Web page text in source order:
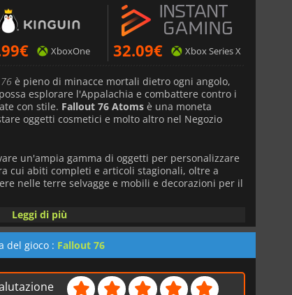
€ XboxOne 32.09€ Xbox Series X
è pieno di minacce mortali dietro ogni angolo,
esplorare l'Appalachia e combattere contro i
con stile. Fallout 76 Atoms è una moneta
oggetti cosmetici e molto altro nel Negozio
un'ampia gamma di oggetti per personalizzare
cui abiti completi e articoli stagionali, oltre a
nelle terre selvagge e mobili e decorazioni per il
e potete spenderli quando volete dopo averli
Leggi di più
del gioco : Fallout 76